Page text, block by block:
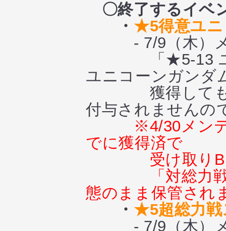
〇終了するイベ
・ ★5得意ユニ
- 7/9（木）メ
「★5-13 ユニ
ユニコーンガンダ
獲得しても、
付与されませんの
※4/30メン
でに獲得済で
受け取り
「対総力
態のまま保管され
・ ★5超総力戦
- 7/9（木）メ